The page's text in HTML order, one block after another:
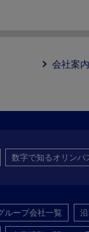
会社案
数字で知るオリンパ
ループ会社一覧